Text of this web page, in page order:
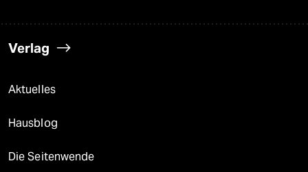
Verlag
Aktuelles
Hausblog
Die Seitenwende